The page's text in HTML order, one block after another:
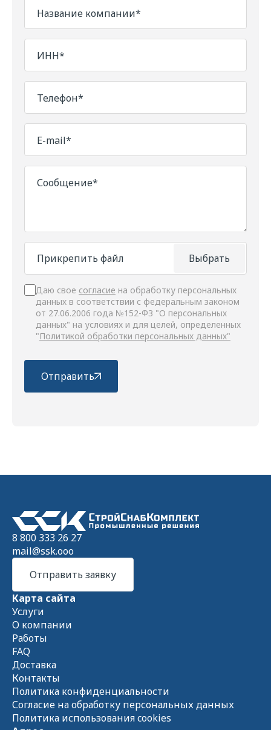
Название компании*
ИНН*
Телефон*
E-mail*
Сообщение*
Выбрать
Прикрепить файл
Даю свое согласие на обработку персональных
данных в соответствии с федеральным законом
от 27.06.2006 года №152-ФЗ "О персональных
данных" на условиях и для целей, определенных
"Политикой обработки персональных данных"
Отправить
8 800 333 26 27
mail@ssk.ooo
Отправить заявку
Карта сайта
Услуги
О компании
Работы
FAQ
Доставка
Контакты
Политика конфиденциальности
Согласие на обработку персональных данных
Политика использования cookies